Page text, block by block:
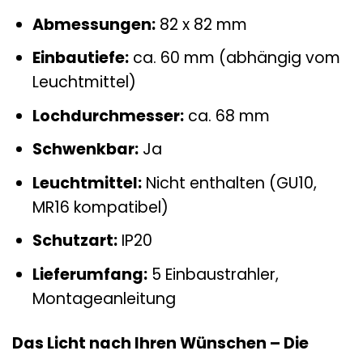
Abmessungen:82 x 82 mm
Einbautiefe:ca. 60 mm (abhängig vom
Leuchtmittel)
Lochdurchmesser:ca. 68 mm
Schwenkbar:Ja
Leuchtmittel:Nicht enthalten (GU10,
MR16 kompatibel)
Schutzart:IP20
Lieferumfang:5 Einbaustrahler,
Montageanleitung
Das Licht nach Ihren Wünschen – Die